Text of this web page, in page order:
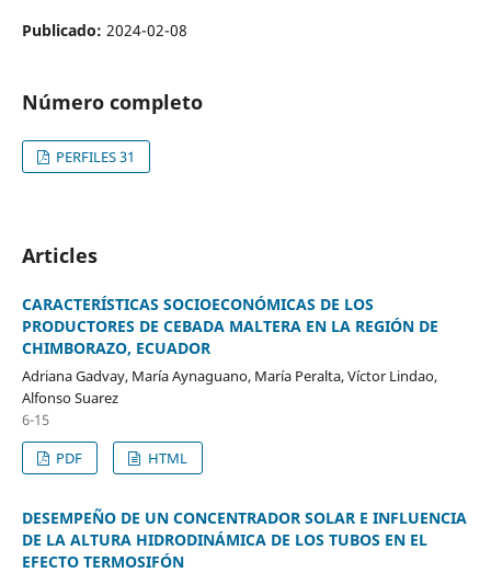
Publicado: 2024-02-08
Número completo
PERFILES 31
Articles
CARACTERÍSTICAS SOCIOECONÓMICAS DE LOS
PRODUCTORES DE CEBADA MALTERA EN LA REGIÓN DE
CHIMBORAZO, ECUADOR
Adriana Gadvay, María Aynaguano, María Peralta, Víctor Lindao,
Alfonso Suarez
6-15
PDF
HTML
DESEMPEÑO DE UN CONCENTRADOR SOLAR E INFLUENCIA
DE LA ALTURA HIDRODINÁMICA DE LOS TUBOS EN EL
EFECTO TERMOSIFÓN